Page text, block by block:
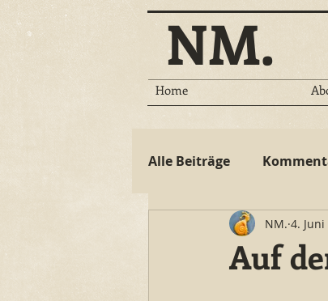
NM.
Alle Beiträge
Auf
NM. 4. Juni
Home